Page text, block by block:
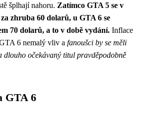
šplhají nahoru. Zatímco GTA 5 se v
zhruba 60 dolarů, u GTA 6 se
70 dolarů, a to v době vydání. Inflace
6 nemalý vliv a fanoušci by se měli
dlouho očekávaný titul pravděpodobně
GTA 6